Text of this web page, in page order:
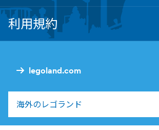
legoland.com
海外のレゴランド
利用規約